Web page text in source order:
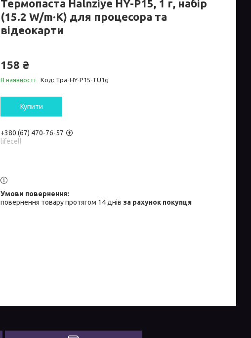
Термопаста Halnziye HY-P15, 1 г, набір
(15.2 W/m·K) для процесора та
відеокарти
158 ₴
В наявності Код: Tpa-HY-P15-TU1g
Купити
+380 (67) 470-76-57
lifecell
повернення товару протягом 14 днів за рахунок покупця